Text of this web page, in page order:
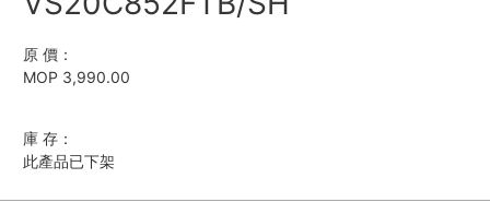
原 價：
MOP 3,990.00
庫 存：
此產品已下架